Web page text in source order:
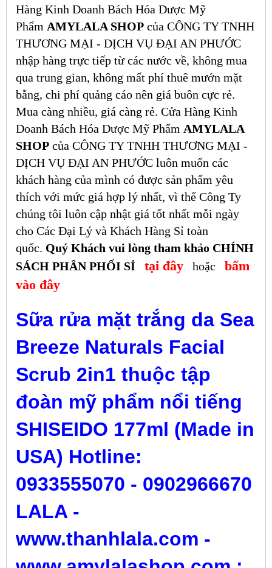
Hàng Kinh Doanh Bách Hóa Dược Mỹ
Phẩm AMYLALA SHOP của CÔNG TY TNHH
THƯƠNG MẠI - DỊCH VỤ ĐẠI AN PHƯỚC
nhập hàng trực tiếp từ các nước về, không mua
qua trung gian, không mất phí thuê mướn mặt
bằng, chi phí quảng cáo nên giá buôn cực rẻ.
Mua càng nhiều, giá càng rẻ. Cửa Hàng Kinh
Doanh Bách Hóa Dược Mỹ Phẩm AMYLALA
SHOP của CÔNG TY TNHH THƯƠNG MẠI -
DỊCH VỤ ĐẠI AN PHƯỚC luôn muốn các
khách hàng của mình có được sản phẩm yêu
thích với mức giá hợp lý nhất, vì thế Công Ty
chúng tôi luôn cập nhật giá tốt nhất mỗi ngày
cho Các Đại Lý và Khách Hàng Sỉ toàn
quốc. Quý Khách vui lòng tham khảo CHÍNH
SÁCH PHÂN PHỐI SỈ
tại đây hoặc bấm
vào đây
Sữa rửa mặt trắng da Sea
Breeze Naturals Facial
Scrub 2in1 thuộc tập
đoàn mỹ phẩm nổi tiếng
SHISEIDO 177ml (Made in
USA) Hotline:
0933555070 - 0902966670
LALA -
www.thanhlala.com -